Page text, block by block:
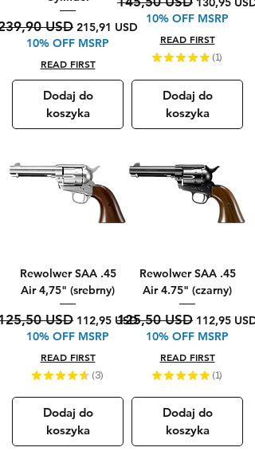
cena
USD Cena rabatowa
215,91 USD
10% OFF MSRP
READ FIRST
Dodaj do
koszyka
10% OFF MSRP
READ FIRST
★ ★ ★ ★ ★ 1
1
Dodaj do
koszyka
Rewolwer SAA .45
Air 4,75" (srebrny)
cena
USD Cena rabatowa
112,95 USD
10% OFF MSRP
READ FIRST
★ ★ ★ ★ ★ 3
3
Dodaj do
koszyka
Rewolwer SAA .45
Air 4.75" (czarny)
Regularna cena
125,50 USD Cena
112,95 USD
10% OFF MSRP
READ FIRST
★ ★ ★ ★ ★ 1
1
Dodaj do
koszyka